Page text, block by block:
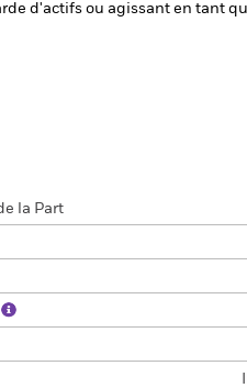
d'actifs ou agissant en tant
la Part